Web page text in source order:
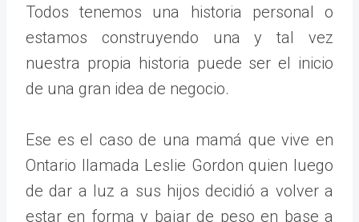
Todos tenemos una historia personal o
estamos construyendo una y tal vez
nuestra propia historia puede ser el inicio
de una gran idea de negocio.
Ese es el caso de una mamá que vive en
Ontario llamada Leslie Gordon quien luego
de dar a luz a sus hijos decidió a volver a
estar en forma y bajar de peso en base a